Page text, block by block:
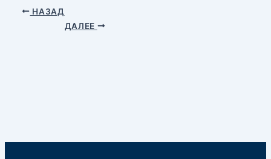
НАЗАД
ДАЛЕЕ